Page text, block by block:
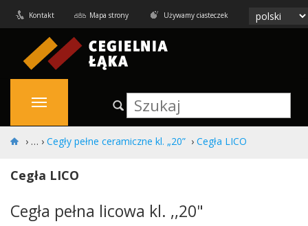
Używamy ciasteczek
Mapa strony
Kontakt
› Cegły pełne ceramiczne kl. „20” › Cegła LICO
Cegła LICO
Cegła pełna licowa kl. ,,20"